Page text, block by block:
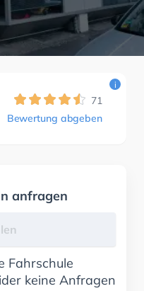
71
Bewertung abgeben
i
anfragen
Fahrschule
keine Anfragen